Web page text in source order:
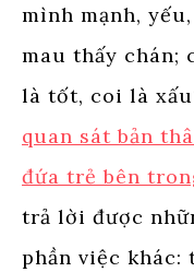
mình mạnh,
mau thấy chán;
là tốt, coi là
quan sát bản
đứa trẻ bên
trả lời được
phần việc khác: